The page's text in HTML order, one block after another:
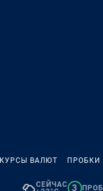
КУРСЫ ВАЛЮТ ПРОБКИ
СЕЙЧАС 3